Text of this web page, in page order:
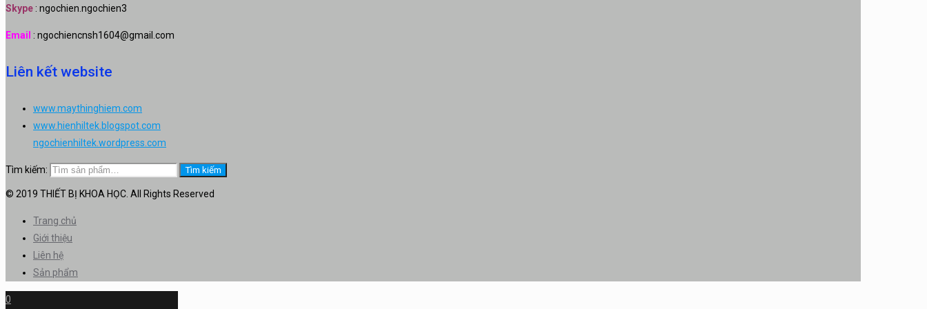
Skype : ngochien.ngochien3
Email : ngochiencnsh1604@gmail.com
Liên kết website
www.maythinghiem.com
www.hienhiltek.blogspot.com
ngochienhiltek.wordpress.com
Tìm kiếm: Tìm kiếm
© 2019 THIẾT BỊ KHOA HỌC. All Rights Reserved
Trang chủ
Giới thiệu
Liên hệ
Sản phẩm
0